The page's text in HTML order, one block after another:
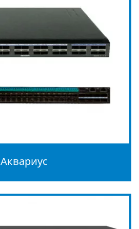
Аквариус